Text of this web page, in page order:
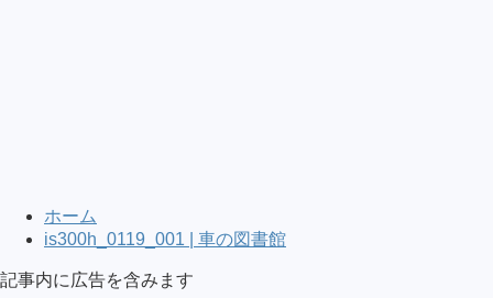
ホーム
is300h_0119_001 | 車の図書館
記事内に広告を含みます